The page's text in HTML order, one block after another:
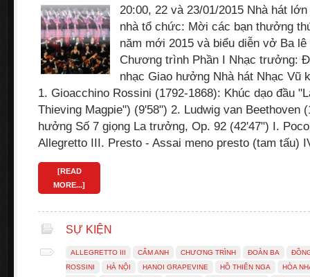
20:00, 22 và 23/01/2015 Nhà hát
nhà tổ chức: Mời các bạn thưởng
năm mới 2015 và biểu diễn vở Ba
Chương trình Phần I Nhạc trưởng:
nhạc Giao hưởng Nhà hát Nhạc Vũ
1. Gioacchino Rossini (1792-1868): Khúc dạo đầu
Thieving Magpie") (9'58") 2. Ludwig van Beethoven
hưởng Số 7 giọng La trưởng, Op. 92 (42'47") I.
Allegretto III. Presto - Assai meno presto (tam tấu)
[READ
MORE...]
SỰ KIỆN
ALLEGRETTO III CẨM ANH CHƯƠNG TRÌNH ĐOÀN BA
ROSSINI
HÀ NỘI HANOI GRAPEVINE HỒ THIÊN NGA
HÒA